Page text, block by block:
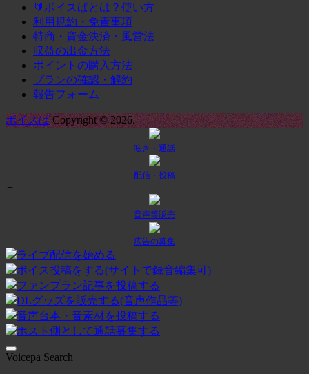
🔰ボイスぱとは？使い方
利用規約・免責事項
特商・資金決済・風営法
収益の出金方法
ポイントの購入方法
プランの確認・解約
報告フォーム
ボイスぱCopyright © 2026.
呟き・通話
配信・投稿
+
音声等販売
広告の募集
ライブ配信を始める
ボイス投稿をする(サイトで録音編集可)
ファンプラン記事を投稿する
DLグッズを販売する(音声作品等)
音声台本・音素材を投稿する
ホスト側として通話募集する
Voicepa Search